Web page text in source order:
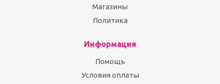
Магазины
Политика
Информация
Помощь
Условия оплаты